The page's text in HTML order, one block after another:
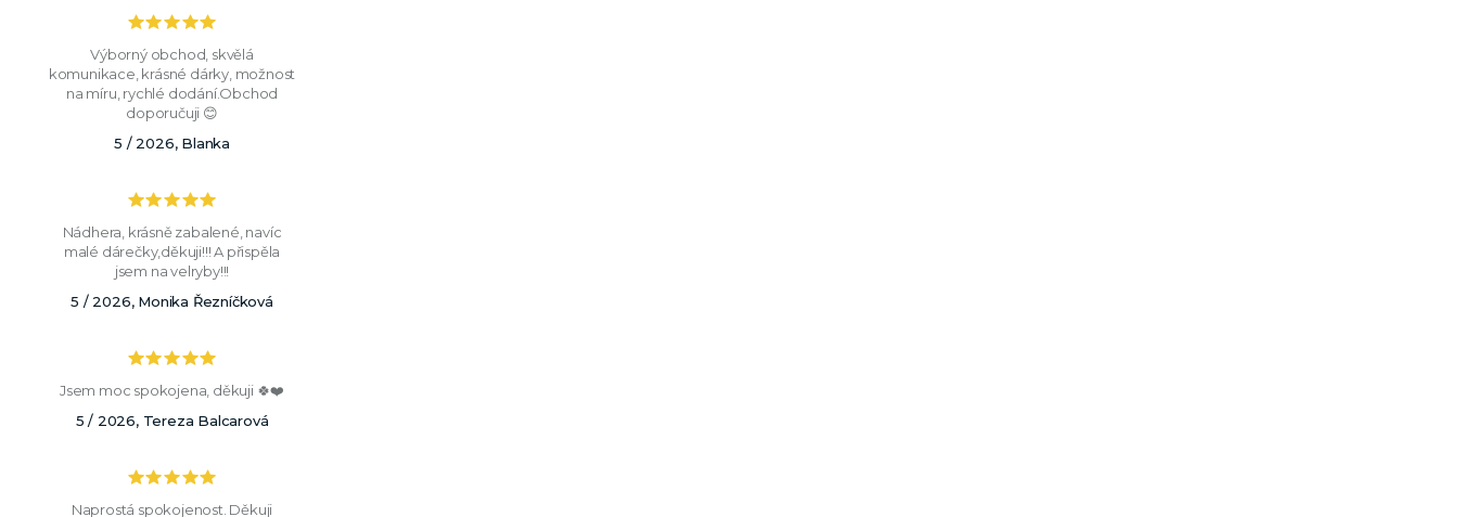
Výborný obchod, skvělá
komunikace, krásné dárky, možnost
na míru, rychlé dodání.Obchod
doporučuji 😊
5 / 2026, Blanka
Nádhera, krásně zabalené, navíc
malé dárečky,děkuji!!! A přispěla
jsem na velryby!!!
5 / 2026, Monika Řezníčková
Jsem moc spokojena, děkuji 🍀❤️
5 / 2026, Tereza Balcarová
Naprostá spokojenost. Děkuji